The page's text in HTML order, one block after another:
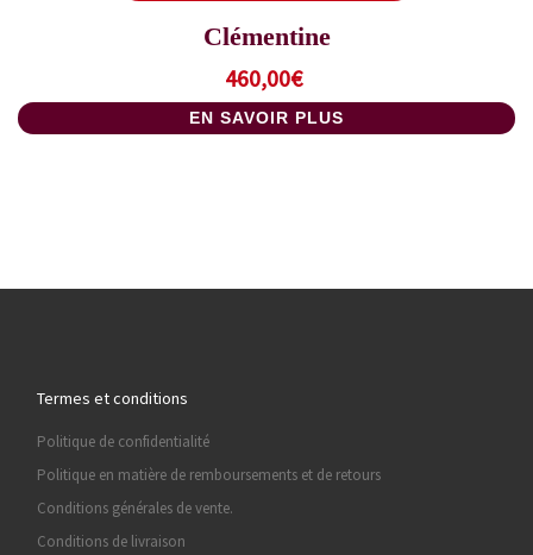
Clémentine
460,00€
EN SAVOIR PLUS
Termes et conditions
Politique de confidentialité
Politique en matière de remboursements et de retours
Conditions générales de vente.
Conditions de livraison